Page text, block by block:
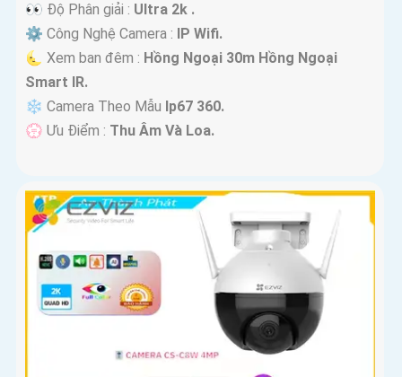
👀 Độ Phân giải : Ultra 2k .
⚙ Công Nghệ Camera :
IP Wifi.
🌜 Xem ban đêm : Hồng Ngoại 30m Hồng Ngoại
Smart IR.
❄ Camera Theo Mẫu Ip67 360.
️💮 Ưu Điểm : Thu Âm Và Loa.